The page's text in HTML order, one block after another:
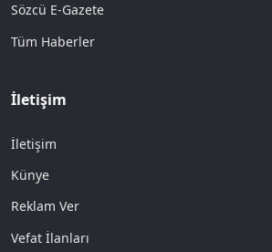
Sözcü E-Gazete
Tüm Haberler
İletişim
İletişim
Künye
Reklam Ver
Vefat İlanları